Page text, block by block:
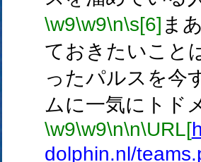
\w9\w9\n\s[6] ま
ておきたいこと
ったパルスを今
ムに一気にトド
\w9\w9\n\n\URL[
dolphin.nl/